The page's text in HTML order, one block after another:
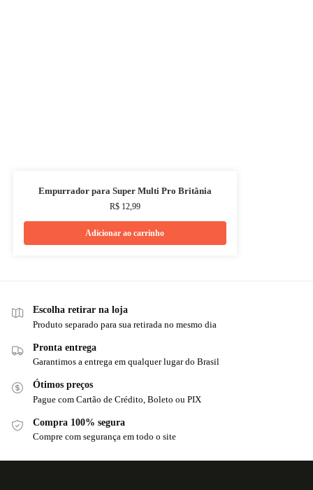
Empurrador para Super Multi Pro Britânia
R$12,99
Adicionar ao carrinho
Escolha retirar na loja
Produto separado para sua retirada no mesmo dia
Pronta entrega
Garantimos a entrega em qualquer lugar do Brasil
Ótimos preços
Pague com Cartão de Crédito, Boleto ou PIX
Compra 100% segura
Compre com segurança em todo o site